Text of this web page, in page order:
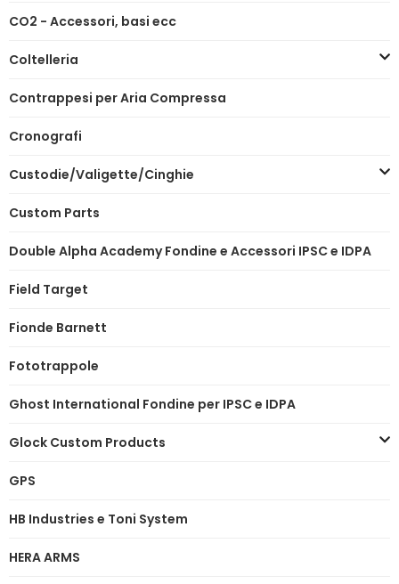
CO2 - Accessori, basi ecc
Coltelleria
Contrappesi per Aria Compressa
Cronografi
Custodie/Valigette/Cinghie
Custom Parts
Double Alpha Academy Fondine e Accessori IPSC e IDPA
Field Target
Fionde Barnett
Fototrappole
Ghost International Fondine per IPSC e IDPA
Glock Custom Products
GPS
HB Industries e Toni System
HERA ARMS